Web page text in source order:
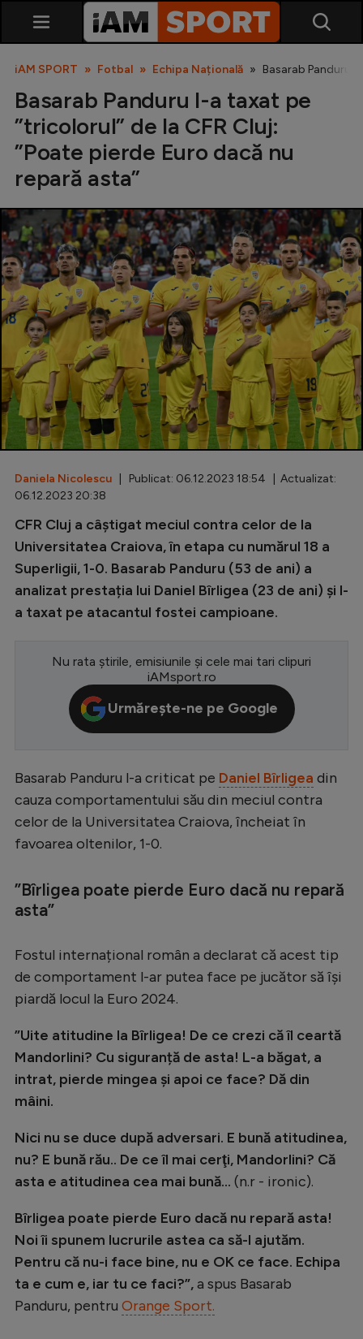
SuperLiga
Liga 2
Cupa României
Echipa Națională
U21
Fotbal feminin
Special
Diverse
Inedit
Clasamente
Champions League
Europa League
CM 2026
Premier League
LaLiga
Bundesliga
Ligue 1
Campionate
EURO 2024
Clasamente
Handbal
Formula 1
Gimnastică
Rugby
Ciclism
Alte sporturi
JO 2024
iAM SPORT Fotbal Echipa Națională Basarab Panduru
Basarab Panduru l-a taxat pe
”tricolorul” de la CFR Cluj:
”Poate pierde Euro dacă nu
repară asta”
Daniela Nicolescu | Publicat: 06.12.2023 18:54 | Actualizat:
06.12.2023 20:38
CFR Cluj a câștigat meciul contra celor de la
Universitatea Craiova, în etapa cu numărul 18 a
Superligii, 1-0. Basarab Panduru (53 de ani) a
analizat prestația lui Daniel Bîrligea (23 de ani) și l-
a taxat pe atacantul fostei campioane.
Nu rata știrile, emisiunile și cele mai tari clipuri
iAMsport.ro
Urmărește-ne pe Google
Basarab Panduru l-a criticat pe Daniel Bîrligea din
cauza comportamentului său din meciul contra
celor de la Universitatea Craiova, încheiat în
favoarea oltenilor, 1-0.
”Bîrligea poate pierde Euro dacă nu repară
asta”
Fostul internațional român a declarat că acest tip
de comportament l-ar putea face pe jucător să își
piardă locul la Euro 2024.
”Uite atitudine la Bîrligea! De ce crezi că îl ceartă
Mandorlini? Cu siguranță de asta! L-a băgat, a
intrat, pierde mingea şi apoi ce face? Dă din
mâini.
Nici nu se duce după adversari. E bună atitudinea,
nu? E bună rău.. De ce îl mai cerţi, Mandorlini? Că
asta e atitudinea cea mai bună... (n.r - ironic).
Bîrligea poate pierde Euro dacă nu repară asta!
Noi îi spunem lucrurile astea ca să-l ajutăm.
Pentru că nu-i face bine, nu e OK ce face. Echipa
ta e cum e, iar tu ce faci?”,a spus Basarab
Panduru, pentru Orange Sport.